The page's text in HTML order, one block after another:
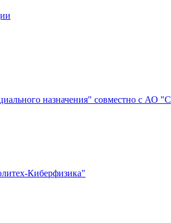
назначения" совместно с
Киберфизика"